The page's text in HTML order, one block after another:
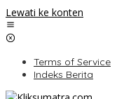
Lewati ke konten
Terms of Service
Indeks Berita